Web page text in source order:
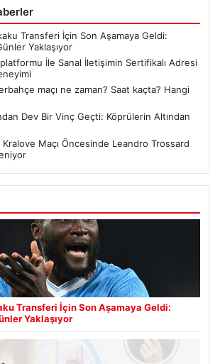
Transferi İçin Son Aşamaya Geldi:
Yaklaşıyor
İle Sanal İletişimin Sertifikalı Adresi
maçı ne zaman? Saat kaçta? Hangi
Dev Bir Vinç Geçti: Köprülerin Altından
Maçı Öncesinde Leandro Trossard
Transferi İçin Son Aşamaya Geldi:
Yaklaşıyor